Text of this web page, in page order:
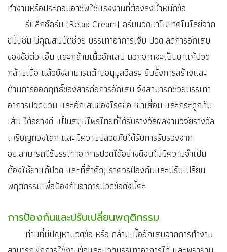
ทำงานหรือประกอบอาชีพใช้แรงงานที่ต้องลงน้ำหนักข้อ
รีแล็กซ์ครีม (Relax Cream) ครีมนวดนาโนเทคโนโลยีจาก
ขมิ้นชัน มีคุณสมบัติช่วย บรรเทาอาการเจ็บ ปวด ลดการอักเสบ
ของข้อต่อ เอ็น และกล้ามเนื้ออักเสบ นอกจากจะเป็นยาแก้ปวด
กล้ามเนื้อ แล้วยังสามารถต้านอนุมูลอิสระ ยับยั้งการสร้างและ
ต้านการออกฤทธิ์ของสารก่อการอักเสบ จึงสามารถช่วยบรรเทา
อาการปวดบวม และอักเสบของโรคข้อ เข่าเสื่อม และกระดูกทับ
เส้น ได้อย่างดี เป็นสมุนไพรไทยที่ได้รับรางวัลผลงานวิจัยรางวัล
เหรียญทองโลก และมีความปลอดภัยได้รับการรับรองจาก
อย.สามารถใช้บรรเทาอาการปวดได้อย่างดีจนไม่มีความจำเป็น
ต้องใช้ยาแก้ปวด และที่สำคัญเราควรป้องกันและปรับเปลี่ยน
พฤติกรรมเพื่อป้องกันอาการปวดข้อดังนี้คะ
การป้องกันและปรับเปลี่ยนพฤติกรรม
ท่านที่มีปัญหาปวดข้อ หรือ กล้ามเนื้ออักเสบจากการทำงาน